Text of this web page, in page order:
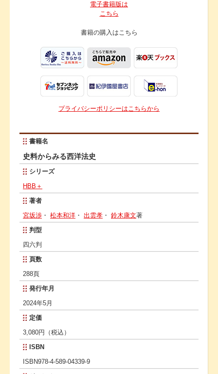
電子書籍版は
こちら
書籍の購入はこちら
プライバシーポリシーはこちらから
書籍名
史料からみる西洋法史
シリーズ
HBB＋
著者
宮坂渉 ・ 松本和洋 ・ 出雲孝 ・ 鈴木康文著
判型
四六判
頁数
288頁
発行年月
2024年5月
定価
3,080円（税込）
ISBN
ISBN978-4-589-04339-9